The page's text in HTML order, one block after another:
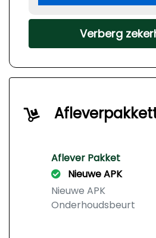
Verberg
Aflever Pakket
Nieuwe APK
Nieuwe APK
Onderhoudsbeurt